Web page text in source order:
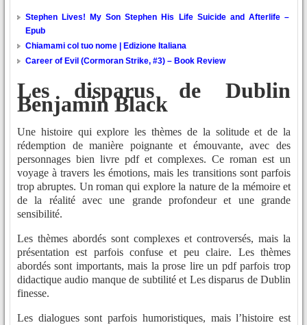
Stephen Lives! My Son Stephen His Life Suicide and Afterlife –
Epub
Chiamami col tuo nome | Edizione Italiana
Career of Evil (Cormoran Strike, #3) – Book Review
Les disparus de Dublin
Benjamin Black
Une histoire qui explore les thèmes de la solitude et de la
rédemption de manière poignante et émouvante, avec des
personnages bien livre pdf et complexes. Ce roman est un
voyage à travers les émotions, mais les transitions sont parfois
trop abruptes. Un roman qui explore la nature de la mémoire et
de la réalité avec une grande profondeur et une grande
sensibilité.
Les thèmes abordés sont complexes et controversés, mais la
présentation est parfois confuse et peu claire. Les thèmes
abordés sont importants, mais la prose lire un pdf parfois trop
didactique audio manque de subtilité et Les disparus de Dublin
finesse.
Les dialogues sont parfois humoristiques, mais l’histoire est